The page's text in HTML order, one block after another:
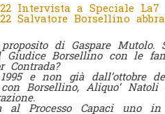
Intervista a Speciale La7
Salvatore Borsellino
proposito di Gaspare
Giudice Borsellino con le
Contrada?
e non già dall’ottobre
Borsellino, Aliquo’
al Processo Capaci uno